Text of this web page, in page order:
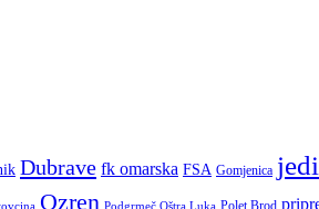
Dubrave fk omarska FSA Gomjenica
Ozren Podgrmeč Oštra Luka Polet Brod